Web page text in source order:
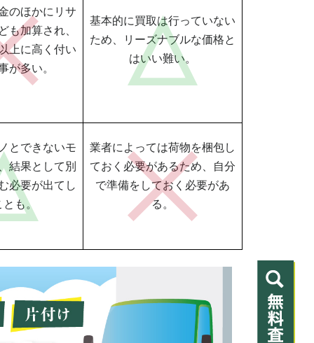
のほかにリサ
も加算され、
上に高く付い
が多い。
基本的に買取は行っていない
ため、リーズナブルな価格と
はいい難い。
とできないモ
結果として別
必要が出てし
も。
業者によっては荷物を梱包し
ておく必要があるため、自分
で準備をしておく必要があ
る。